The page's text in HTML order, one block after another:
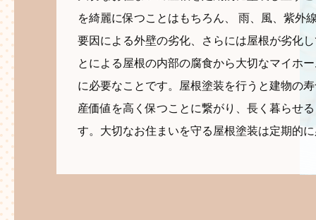
を綺麗に保つことはもちろん、 雨、風、紫外
要因による外壁の劣化、さらには屋根が劣化
とによる屋根の内部の腐食から大切なマイホ
に必要なことです。屋根塗装を行うと建物の
産価値を高く保つことに繋がり、長く暮らせ
す。大切なお住まいを守る屋根塗装は定期的